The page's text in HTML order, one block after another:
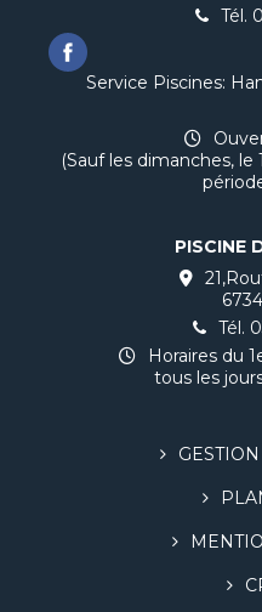
Tél.
Service Piscines:
(Sauf les dimanches, le
PISCINE
Tél.
Horaires du
tous les